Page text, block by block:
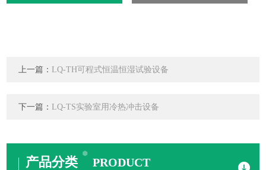
上一篇： LQ-TH可程式恒温恒湿试验设备
下一篇： LQ-TS实验室用冷热冲击设备
产品分类 PRODUCT